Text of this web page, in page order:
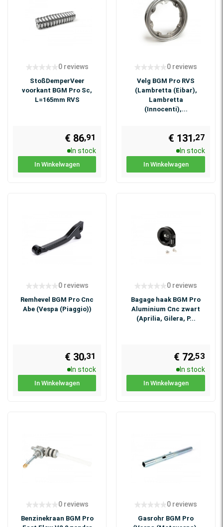
0 reviews
StoßDemperVeer
voorkant BGM Pro Sc,
L=165mm RVS
€ 86,91
In stock
In Winkelwagen
0 reviews
Velg BGM Pro RVS
(Lambretta (Eibar),
Lambretta
(Innocenti),...
€ 131 ,27
In stock
In Winkelwagen
0 reviews
Remhevel BGM Pro Cnc
Abe (Vespa (Piaggio))
€ 30,31
In stock
In Winkelwagen
0 reviews
Bagage haak BGM Pro
Aluminium Cnc zwart
(Aprilia, Gilera, P...
€ 72,53
In stock
In Winkelwagen
0 reviews
Benzinekraan BGM Pro
0 reviews
Gasrohr BGM Pro